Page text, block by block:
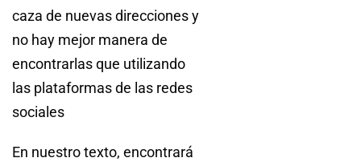
caza de nuevas direcciones y
no hay mejor manera de
encontrarlas que utilizando
las plataformas de las redes
sociales
En nuestro texto, encontrará